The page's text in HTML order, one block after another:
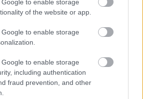
Google to enable storage
of the website or app.
to enable storage
to enable storage
including authentication
fraud prevention, and other
PCW.lite| 2026.08.04 13:57
a helyét minden idők legjobb
videókártyája, a GTX 1080 Ti
Szóval valakinek sikerült elindítani
iPhone-on a GTA 5-öt
PCW.lite